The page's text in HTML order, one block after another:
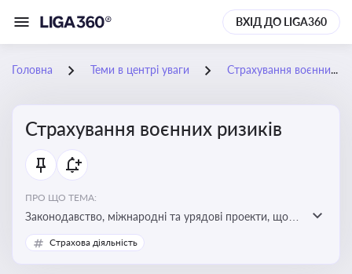
ВХІД ДО LIGA360
Головна Теми в центрі уваги Страхування воєнних ризиків
Страхування воєнних ризиків
ПРО ЩО ТЕМА:
Законодавство, міжнародні та урядові проекти, що
визначають та знижують воєнні ризики для власників
майна, боржників та кредиторів
Страхова діяльність